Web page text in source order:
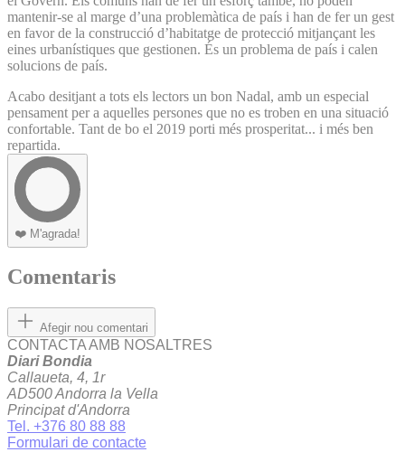
mantenir-se al marge d’una problemàtica de país i han de fer un gest
en favor de la construcció d’habitatge de protecció mitjançant les
eines urbanístiques que gestionen. És un problema de país i calen
solucions de país.
Acabo desitjant a tots els lectors un bon Nadal, amb un especial
pensament per a aquelles persones que no es troben en una situació
confortable. Tant de bo el 2019 porti més prosperitat... i més ben
repartida.
❤️ M'agrada!
Comentaris
Afegir nou comentari
CONTACTA AMB NOSALTRES
Diari Bondia
Callaueta, 4, 1r
AD500 Andorra la Vella
Principat d'Andorra
Tel. +376 80 88 88
Formulari de contacte